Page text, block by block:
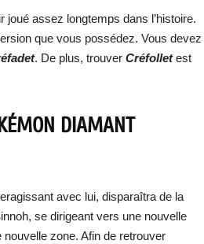
assez longtemps dans l’histoire.
que vous possédez. Vous devez
. De plus, trouver Créfolletest
DIAMANT
avec lui, disparaîtra de la
se dirigeant vers une nouvelle
zone. Afin de retrouver